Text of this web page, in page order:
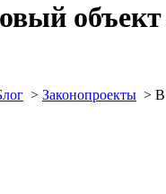
> Законопроекты > В